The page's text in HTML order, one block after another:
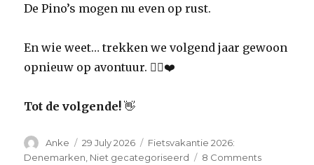
De Pino’s mogen nu even op rust.
En wie weet… trekken we volgend jaar gewoon
opnieuw op avontuur. 🚴‍♀️❤️
Tot de volgende!👋
Author
Anke
Posted
on
29 July 2026 Categories
Fietsvakantie 2026:
Denemarken Niet gecategoriseerd 8 Comments